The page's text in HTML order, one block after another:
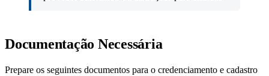
Documentação Necessária
Prepare os seguintes documentos para o credenciamento e cadastro